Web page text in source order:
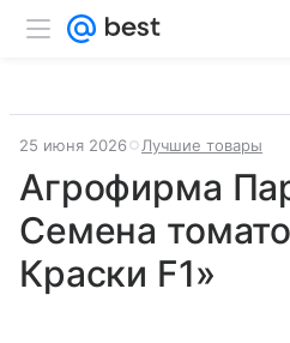
25 июня 2026 Лучшие товары
Агрофирма
Семена
Краски F1»